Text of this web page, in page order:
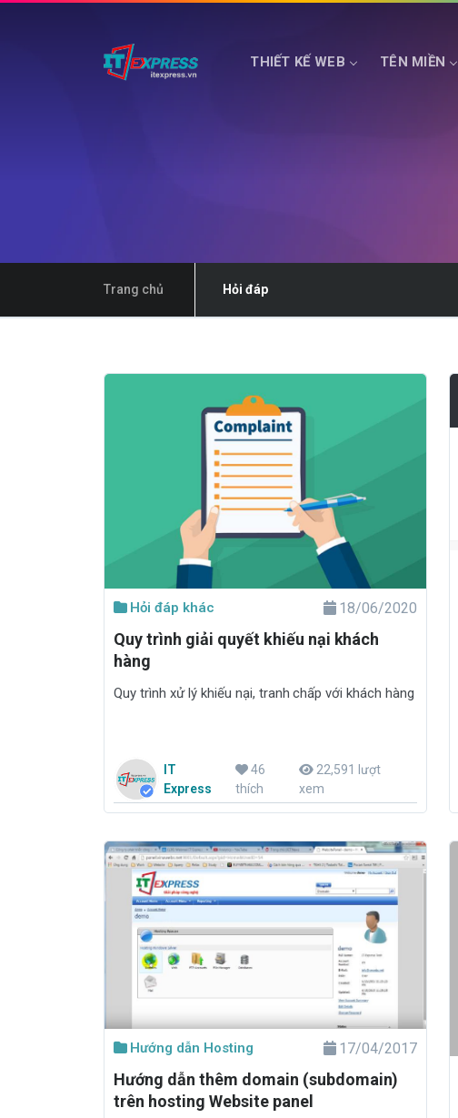
THIẾT KẾ WEB TÊN MIỀN
Trang chủ Hỏi đáp
Hỏi đáp khác 18/06/2020
Quy trình giải quyết khiếu nại khách
hàng
Quy trình xử lý khiếu nại, tranh chấp với khách hàng
IT
Express
46
thích
22,591 lượt
xem
Hướng dẫn Hosting 17/04/2017
Hướng dẫn thêm domain (subdomain)
trên hosting Website panel